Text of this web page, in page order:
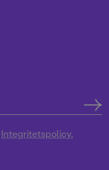
Integritetspolicy.